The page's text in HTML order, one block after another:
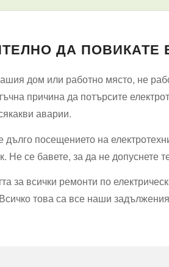
ДА ПОВИКАТЕ
дом или работно място, не
причина да потърсите
аварии.
дълго посещението на
Не се бавете, за да не допуснете
за всички ремонти по
това са все наши